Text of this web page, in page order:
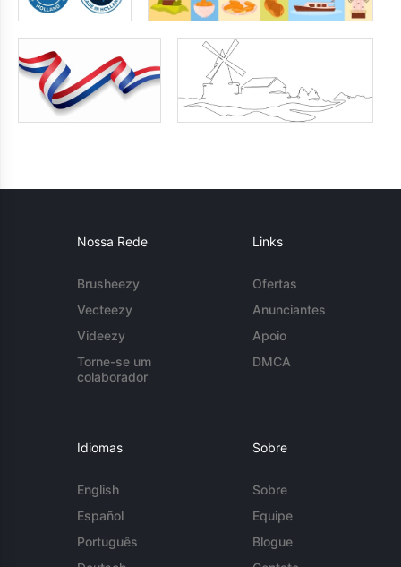
Nossa Rede
Brusheezy
Vecteezy
Videezy
Torne-se um
colaborador
Links
Ofertas
Anunciantes
Apoio
DMCA
Idiomas
English
Español
Português
Sobre
Sobre
Equipe
Blogue